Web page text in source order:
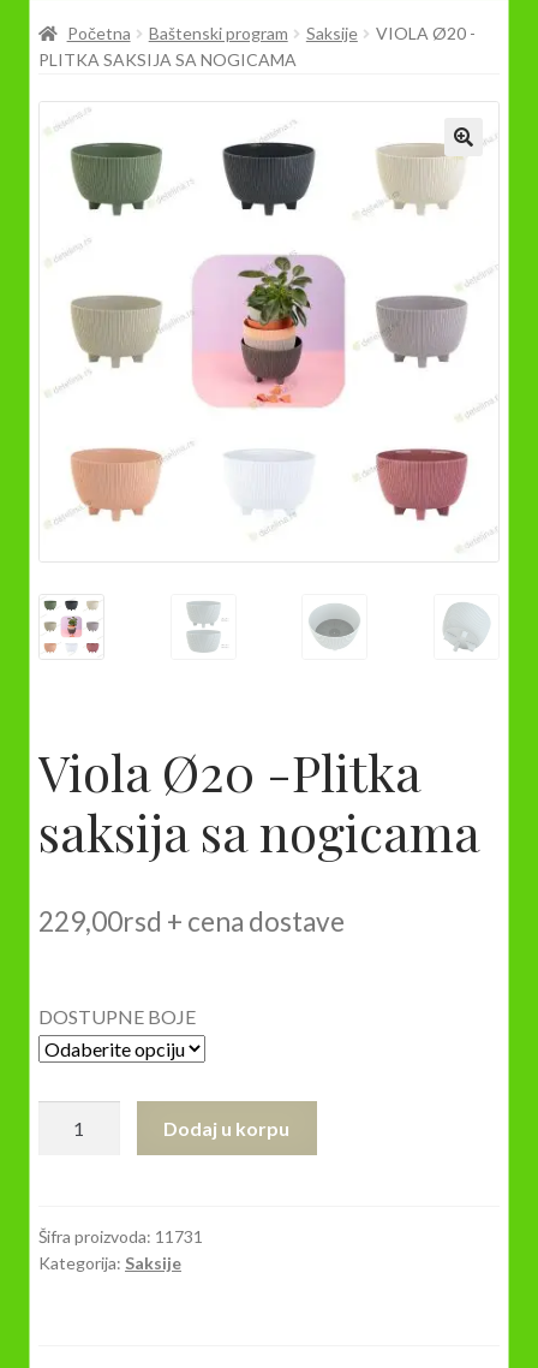
Prodavnica
Početna Baštenski program Saksije
VIOLA Ø20 -
PLITKA SAKSIJA SA NOGICAMA
Viola Ø20 -Plitka
saksija sa nogicama
229,00rsd + cena dostave
DOSTUPNE BOJE
saksija
sa
Dodaj u korpu
Šifra proizvoda: 11731
Kategorija: Saksije